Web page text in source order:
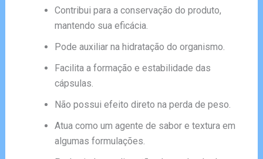
Contribui para a conservação do produto,
mantendo sua eficácia.
Pode auxiliar na hidratação do organismo.
Facilita a formação e estabilidade das
cápsulas.
Não possui efeito direto na perda de peso.
Atua como um agente de sabor e textura em
algumas formulações.